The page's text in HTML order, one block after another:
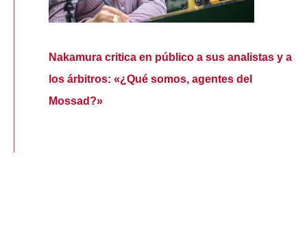
Nakamura critica en público a sus analistas y a
los árbitros: «¿Qué somos, agentes del
Mossad?»